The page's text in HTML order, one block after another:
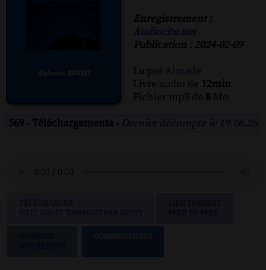
Enregistrement :
Publication : 2024-02-09
Lu par
Livre audio de 12min
Fichier mp3 de 8 Mo
569 - Téléchargements - Dernier décompte le 19.06.26